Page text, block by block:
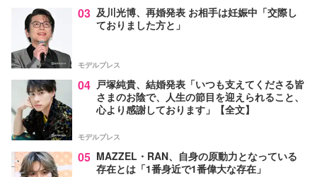
03 及川光博、再婚発表 お相手は妊娠中「交際し
ておりました方と」
モデルプレス
04 戸塚純貴、結婚発表「いつも支えてくださる皆
さまのお陰で、人生の節目を迎えられること、
心より感謝しております」【全文】
モデルプレス
05 MAZZEL・RAN、自身の原動力となっている
存在とは「1番身近で1番偉大な存在」